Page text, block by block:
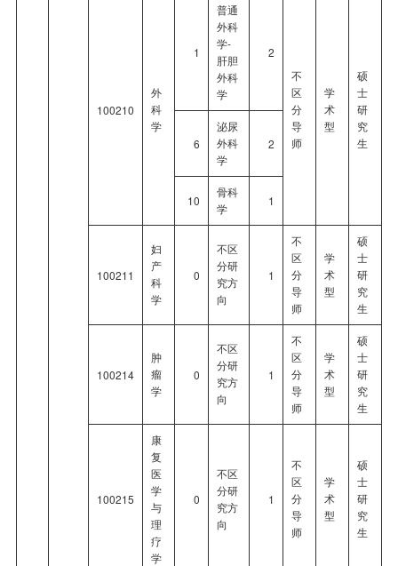
100210
外
科
学
1
普通
外科
学-
肝胆
外科
学
2
不
区
分
导
师
学
术
型
硕
士
研
究
生
6
泌尿
外科
学
2
10
骨科
学
1
100211
妇
产
科
学
0
不区
分研
究方
向
1
不
区
分
导
师
学
术
型
硕
士
研
究
生
100214
肿
瘤
学
0
不区
分研
究方
向
1
不
区
分
导
师
学
术
型
硕
士
研
究
生
100215
康
复
医
学
与
理
疗
学
0
不区
分研
究方
向
1
不
区
分
导
师
学
术
型
硕
士
研
究
生